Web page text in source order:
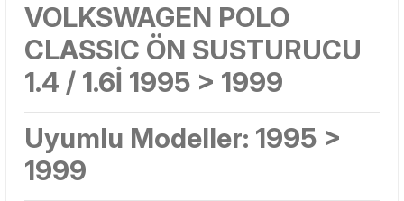
VOLKSWAGEN POLO
CLASSIC ÖN SUSTURUCU
1.4 / 1.6İ 1995 > 1999
Uyumlu Modeller: 1995 >
1999